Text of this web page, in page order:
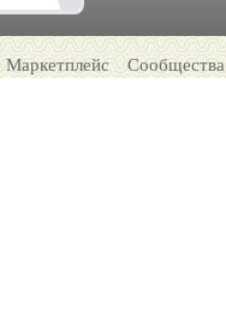
Маркетплейс Сообщества